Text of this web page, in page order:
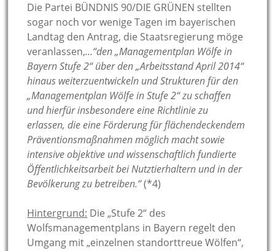
Die Partei BÜNDNIS 90/DIE GRÜNEN stellten
sogar noch vor wenige Tagen im bayerischen
Landtag den Antrag, die Staatsregierung möge
veranlassen,…“den „Managementplan Wölfe in
Bayern Stufe 2“ über den „Arbeitsstand April 2014“
hinaus weiterzuentwickeln und Strukturen für den
„Managementplan Wölfe in Stufe 2“ zu schaffen
und hierfür insbesondere eine Richtlinie zu
erlassen, die eine Förderung für flächendeckendem
Präventionsmaßnahmen möglich macht sowie
intensive objektive und wissenschaftlich fundierte
Öffentlichkeitsarbeit bei Nutztierhaltern und in der
Bevölkerung zu betreiben.“(*4)
Hintergrund: Die „Stufe 2“ des
Wolfsmanagementplans in Bayern regelt den
Umgang mit „einzelnen standorttreue Wölfen“,